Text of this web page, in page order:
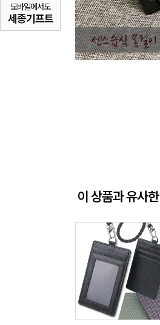
모바일에서도
세종기프트
이 상품과 유사한